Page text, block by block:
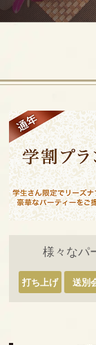
様々なパ
打ち上げ 送別